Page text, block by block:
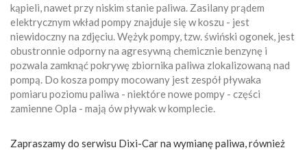
kąpieli, nawet przy niskim stanie paliwa. Zasilany prądem
elektrycznym wkład pompy znajduje się w koszu - jest
niewidoczny na zdjęciu. Wężyk pompy, tzw. świński ogonek, jest
obustronnie odporny na agresywną chemicznie benzynę i
pozwala zamknąć pokrywę zbiornika paliwa zlokalizowaną nad
pompą. Do kosza pompy mocowany jest zespół pływaka
pomiaru poziomu paliwa - niektóre nowe pompy - części
zamienne Opla - mają ów pływak w komplecie.
Zapraszamy do serwisu Dixi-Car na wymianę paliwa, również